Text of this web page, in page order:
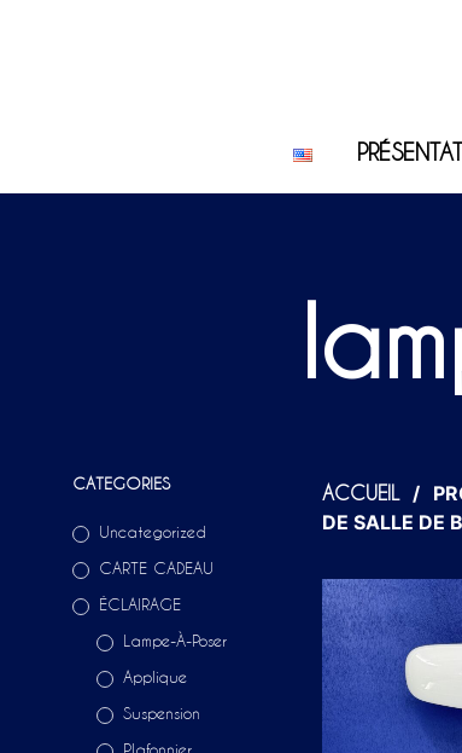
CATEGORIES
Uncategorized
CARTE CADEAU
ÉCLAIRAGE
Lampe-À-Poser
Applique
Suspension
Plafonnier
ACCUEIL /
DE SALLE DE